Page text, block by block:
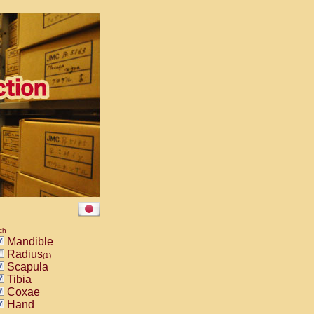
Mandible
Radius(1)
Scapula
Tibia
Coxae
Hand